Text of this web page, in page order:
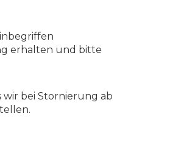
erhalten und bitte
wir bei Stornierung ab